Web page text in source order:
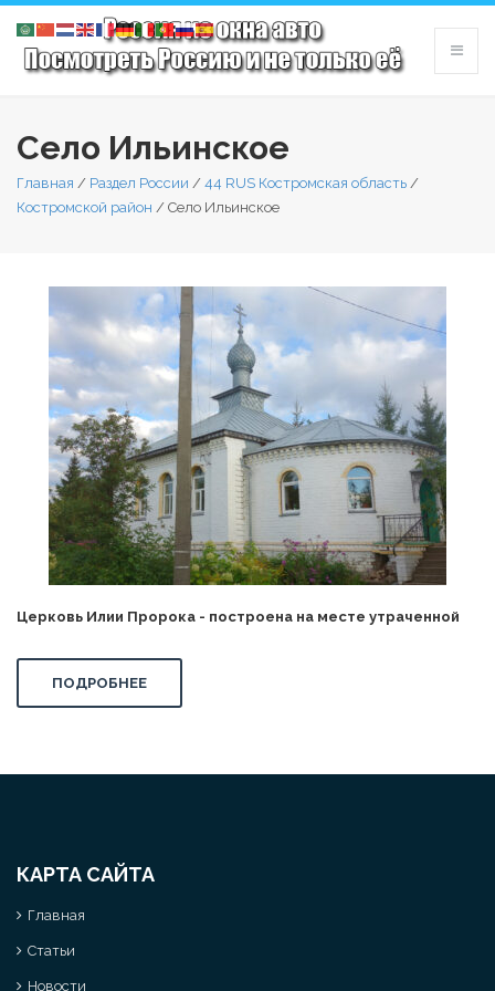
Село Ильинское
Главная / Раздел России / 44 RUS Костромская область /
Костромской район / Село Ильинское
Церковь Илии Пророка - построена на месте утраченной
ПОДРОБНЕЕ
КАРТА САЙТА
Главная
Статьи
Новости